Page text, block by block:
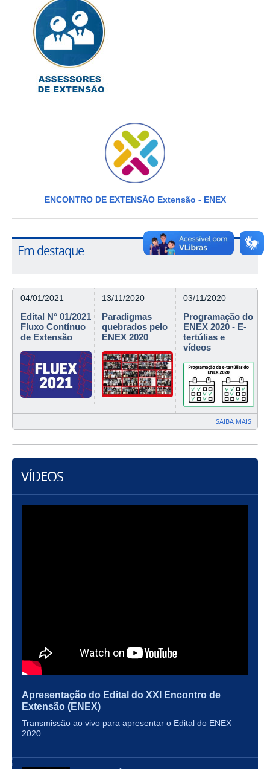
ENCONTRO DE EXTENSÃO Extensão - ENEX
Em destaque
04/01/2021
Edital N° 01/2021
Fluxo Contínuo
de Extensão
13/11/2020
Paradigmas
quebrados pelo
ENEX 2020
03/11/2020
Programação do
ENEX 2020 - E-
tertúlias e
vídeos
SAIBA MAIS
VÍDEOS
Apresentação do Edital do XXI Encontro de
Extensão (ENEX)
Transmissão ao vivo para apresentar o Edital do ENEX
2020